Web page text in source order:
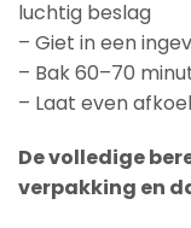
luchtig beslag
– Giet in een
– Bak 60–70
– Laat even
De volledige
verpakking en